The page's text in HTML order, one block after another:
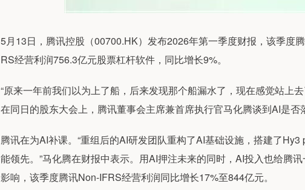
5月13日，腾讯控股（00700.HK）发布2026年第一季度财报，该季度
RS经营利润756.3亿元股票杠杆软件，同比增长9%。
“原来一年前我们以为上了船，后来发现那个船漏水了，现在感觉站上
在同日的股东大会上，腾讯董事会主席兼首席执行官马化腾谈到AI是否
腾讯在为AI补课。“重组后的AI研发团队重构了AI基础设施，搭建了
能领先。”马化腾在财报中表示。用AI押注未来的同时，AI投入也给腾
影响，该季度腾讯Non-IFRS经营利润同比增长17%至844亿元。